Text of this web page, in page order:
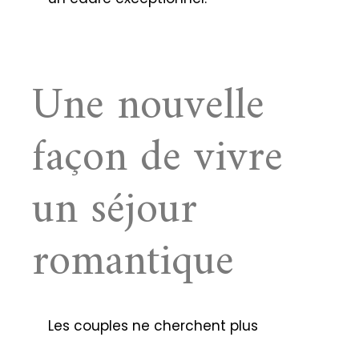
Une nouvelle
façon de vivre
un séjour
romantique
Les couples ne cherchent plus